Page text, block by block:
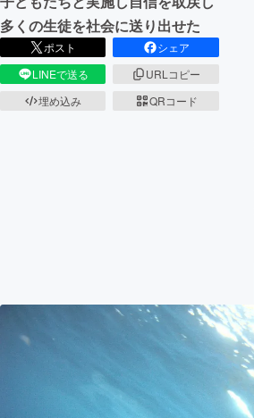
多くの生徒を社会に送り出せた
ポスト
シェア
LINEで送る
URLコピー
埋め込み
QRコード